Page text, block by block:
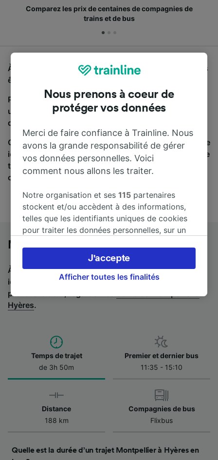
Comparez les prix de centaines de compagnies de
trains et de bus
À la recherche d'un bus de Montpellier à Hyères, vous
êtes au bon endroit.
Pour trouver des billets de bus, lancez simplement
une recherche ci-dessus. Nous comparons les temps
de trajets et les prix des voyages, en train et en bus.
Qu’importe votre destination, votre voyage commence
ici. Nous collaborons avec plus de 170 compagnies de
train et de bus. Consultez et achetez vos billets sur
cette page.
Montpellier à Hyères en bus
À la recherche de l’itinéraire retour en bus ? C'est par
ici :
Bus de Hyères à Montpellier. Si vous préférez
prendre le train, regardez les
Hyères.
Temps de trajet
de 3h 50m
Premier et dernier bus
11:35 - 15:10
Distance
188 km
Compagnies de bus
Flixbus
Quelle est la durée d’un trajet Montpellier à Hyères en
Nous prenons à coeur de
protéger vos données
Merci de faire confiance à Trainline. Nous
avons la grande responsabilité de gérer
vos données personnelles. Voici
comment nous allons les traiter.
Notre organisation et ses115 partenaires
stockent et/ou accèdent à des informations,
telles que les identifiants uniques de cookies
pour traiter les données personnelles, sur un
préférences, notamment en exerçant votre
droit d’opposition à l’intérêt légitime, en
cliquant ci-dessous ou à tout moment sur la
préférences seront signalées à nos partenaires
et n’affecteront pas les données de navigation.
de traçage si vous nous avez demandé de ne
pas vous tracer.
Nos équipes ainsi que nos partenaires
externes, traitent des données selon les
Utiliser des données de géolocalisation
précises. Analyser activement les
caractéristiques de l’appareil pour
contenu personnalisés, mesure de
Afficher toutes les finalités
J'accepte